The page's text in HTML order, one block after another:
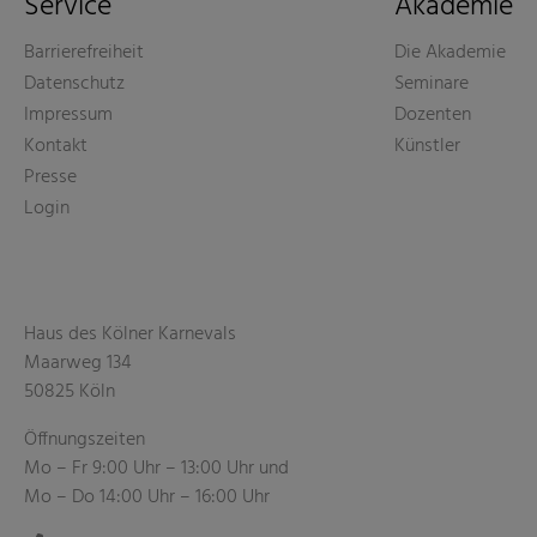
Barrierefreiheit
Datenschutz
Impressum
Kontakt
Presse
Login
Die Akademie
Seminare
Dozenten
Künstler
Haus des Kölner Karnevals
Maarweg 134
50825 Köln
Öffnungszeiten
Mo – Fr 9:00 Uhr – 13:00 Uhr und
Mo – Do 14:00 Uhr – 16:00 Uhr